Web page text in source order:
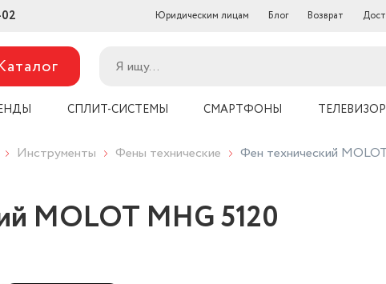
Юридическим лицам Блог Возврат
СПЛИТ-СИСТЕМЫ СМАРТФОНЫ
Инструменты Фены технические Фен технический
MOLOT MHG 5120